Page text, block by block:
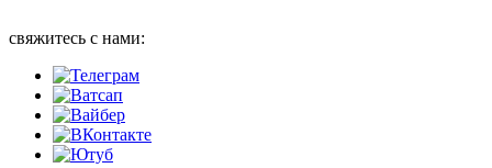
свяжитесь с нами: